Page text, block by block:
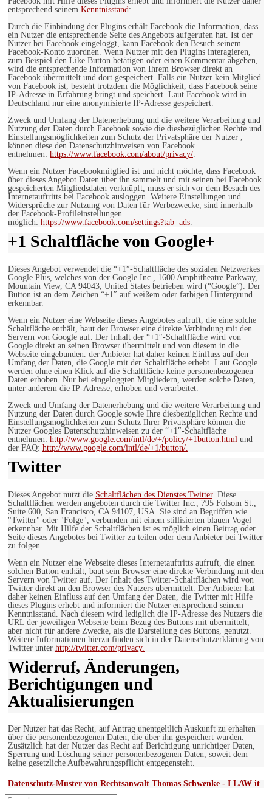
entsprechend seinem Kenntnisstand:
Durch die Einbindung der Plugins erhält Facebook die Information, dass
ein Nutzer die entsprechende Seite des Angebots aufgerufen hat. Ist der
Nutzer bei Facebook eingeloggt, kann Facebook den Besuch seinem
Facebook-Konto zuordnen. Wenn Nutzer mit den Plugins interagieren,
zum Beispiel den Like Button betätigen oder einen Kommentar abgeben,
wird die entsprechende Information von Ihrem Browser direkt an
Facebook übermittelt und dort gespeichert. Falls ein Nutzer kein Mitglied
von Facebook ist, besteht trotzdem die Möglichkeit, dass Facebook seine
IP-Adresse in Erfahrung bringt und speichert. Laut Facebook wird in
Deutschland nur eine anonymisierte IP-Adresse gespeichert.
Zweck und Umfang der Datenerhebung und die weitere Verarbeitung und
Nutzung der Daten durch Facebook sowie die diesbezüglichen Rechte und
Einstellungsmöglichkeiten zum Schutz der Privatsphäre der Nutzer ,
können diese den Datenschutzhinweisen von Facebook
entnehmen: https://www.facebook.com/about/privacy/.
Wenn ein Nutzer Facebookmitglied ist und nicht möchte, dass Facebook
über dieses Angebot Daten über ihn sammelt und mit seinen bei Facebook
gespeicherten Mitgliedsdaten verknüpft, muss er sich vor dem Besuch des
Internetauftritts bei Facebook ausloggen. Weitere Einstellungen und
Widersprüche zur Nutzung von Daten für Werbezwecke, sind innerhalb
der Facebook-Profileinstellungen
möglich: https://www.facebook.com/settings?tab=ads.
+1 Schaltfläche von Google+
Dieses Angebot verwendet die “+1″-Schaltfläche des sozialen Netzwerkes
Google Plus, welches von der Google Inc., 1600 Amphitheatre Parkway,
Mountain View, CA 94043, United States betrieben wird (“Google”). Der
Button ist an dem Zeichen “+1″ auf weißem oder farbigen Hintergrund
erkennbar.
Wenn ein Nutzer eine Webseite dieses Angebotes aufruft, die eine solche
Schaltfläche enthält, baut der Browser eine direkte Verbindung mit den
Servern von Google auf. Der Inhalt der “+1″-Schaltfläche wird von
Google direkt an seinen Browser übermittelt und von diesem in die
Webseite eingebunden. der Anbieter hat daher keinen Einfluss auf den
Umfang der Daten, die Google mit der Schaltfläche erhebt. Laut Google
werden ohne einen Klick auf die Schaltfläche keine personenbezogenen
Daten erhoben. Nur bei eingeloggten Mitgliedern, werden solche Daten,
unter anderem die IP-Adresse, erhoben und verarbeitet.
Zweck und Umfang der Datenerhebung und die weitere Verarbeitung und
Nutzung der Daten durch Google sowie Ihre diesbezüglichen Rechte und
Einstellungsmöglichkeiten zum Schutz Ihrer Privatsphäre können die
Nutzer Googles Datenschutzhinweisen zu der “+1″-Schaltfläche
entnehmen: http://www.google.com/intl/de/+/policy/+1button.html und
der FAQ: http://www.google.com/intl/de/+1/button/.
Twitter
Dieses Angebot nutzt die Schaltflächen des Dienstes Twitter. Diese
Schaltflächen werden angeboten durch die Twitter Inc., 795 Folsom St.,
Suite 600, San Francisco, CA 94107, USA. Sie sind an Begriffen wie
"Twitter" oder "Folge", verbunden mit einem stillisierten blauen Vogel
erkennbar. Mit Hilfe der Schaltflächen ist es möglich einen Beitrag oder
Seite dieses Angebotes bei Twitter zu teilen oder dem Anbieter bei Twitter
zu folgen.
Wenn ein Nutzer eine Webseite dieses Internetauftritts aufruft, die einen
solchen Button enthält, baut sein Browser eine direkte Verbindung mit den
Servern von Twitter auf. Der Inhalt des Twitter-Schaltflächen wird von
Twitter direkt an den Browser des Nutzers übermittelt. Der Anbieter hat
daher keinen Einfluss auf den Umfang der Daten, die Twitter mit Hilfe
dieses Plugins erhebt und informiert die Nutzer entsprechend seinem
Kenntnisstand. Nach diesem wird lediglich die IP-Adresse des Nutzers die
URL der jeweiligen Webseite beim Bezug des Buttons mit übermittelt,
aber nicht für andere Zwecke, als die Darstellung des Buttons, genutzt.
Weitere Informationen hierzu finden sich in der Datenschutzerklärung von
Twitter unter http://twitter.com/privacy.
Widerruf, Änderungen,
Berichtigungen und
Aktualisierungen
Der Nutzer hat das Recht, auf Antrag unentgeltlich Auskunft zu erhalten
über die personenbezogenen Daten, die über ihn gespeichert wurden.
Zusätzlich hat der Nutzer das Recht auf Berichtigung unrichtiger Daten,
Sperrung und Löschung seiner personenbezogenen Daten, soweit dem
keine gesetzliche Aufbewahrungspflicht entgegensteht.
Datenschutz-Muster von Rechtsanwalt Thomas Schwenke - I LAW it